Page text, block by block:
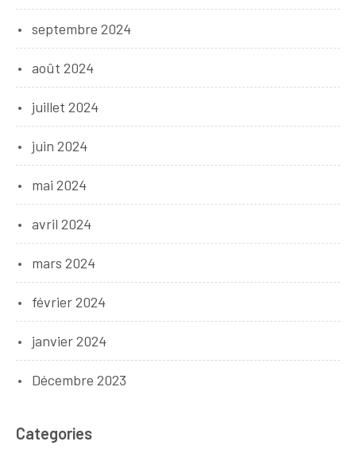
septembre 2024
août 2024
juillet 2024
juin 2024
mai 2024
avril 2024
mars 2024
février 2024
janvier 2024
Décembre 2023
Categories